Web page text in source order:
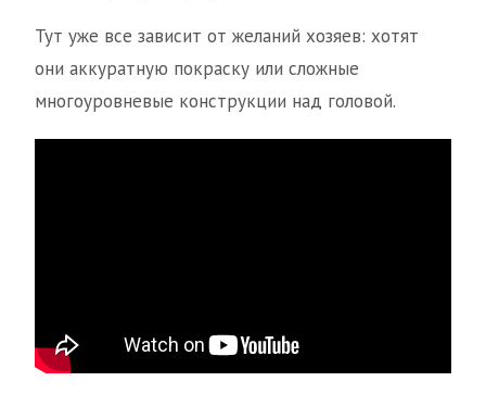
Тут уже все зависит от желаний хозяев: хотят
они аккуратную покраску или сложные
многоуровневые конструкции над головой.